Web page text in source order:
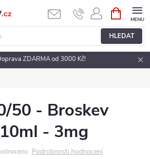
HLEDAT
NÁKUPNÍ
KOŠÍK
ZDARMA od 3000 Kč!
50 - Broskev
- 3mg
Podrobnosti hodnocení